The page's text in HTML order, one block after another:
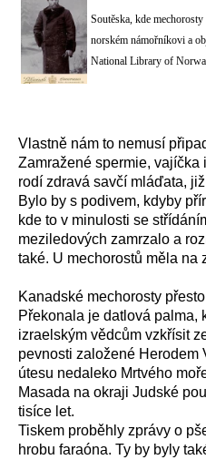
Soutěska, kde
norském námořníkovi a
National Library of
Vlastně nám to nemusí
Zamražené spermie,
rodí zdravá savčí mláďata,
Bylo by s podivem, kdyby
kde to v minulosti se
meziledových zamrzalo a
také. U mechorostů měla na
Kanadské mechorosty
Překonala je datlová palma,
izraelským vědcům vzkřísit
pevnosti založené Herodem
útesu nedaleko Mrtvého
Masada na okraji Judské
tisíce let.
Tiskem proběhly zprávy o
hrobu faraóna. Ty by byly